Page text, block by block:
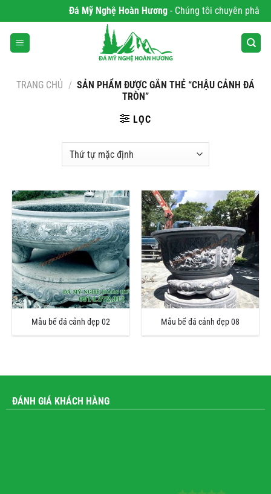
qua
nội
dung
Đá Mỹ Nghệ Hoàn Hương- Chúng tôi chuyên phân
TRANG CHỦ / SẢN PHẨM ĐƯỢC GẮN THẺ “CHẬU CẢNH ĐÁ
TRÒN”
LỌC
Mẫu bể đá cảnh đẹp 02 Mẫu bể đá cảnh đẹp 08
ĐÁNH GIÁ KHÁCH HÀNG